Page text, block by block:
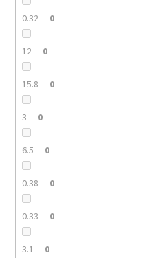
0.32 0
12 0
15.8 0
3 0
6.5 0
0.38 0
0.33 0
3.1 0